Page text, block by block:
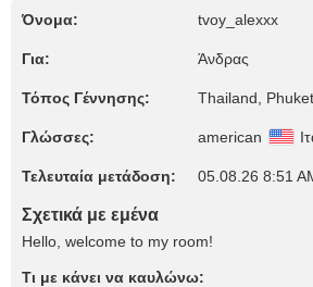
Όνομα: tvoy_alexxx
Για: Άνδρας
Τόπος Γέννησης: Thailand, Phuket
Γλώσσες: american
Τελευταία μετάδοση: 05.08.26 8:51
Σχετικά με εμένα
Hello, welcome to my room!
Τι με κάνει να καυλώνω: